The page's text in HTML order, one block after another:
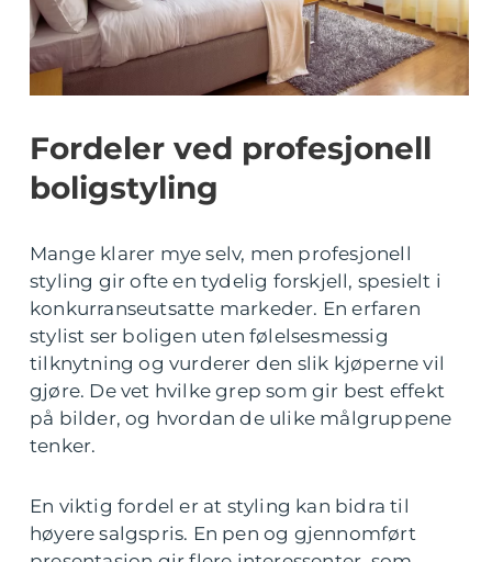
Fordeler ved profesjonell
boligstyling
Mange klarer mye selv, men profesjonell
styling gir ofte en tydelig forskjell, spesielt i
konkurranseutsatte markeder. En erfaren
stylist ser boligen uten følelsesmessig
tilknytning og vurderer den slik kjøperne vil
gjøre. De vet hvilke grep som gir best effekt
på bilder, og hvordan de ulike målgruppene
tenker.
En viktig fordel er at styling kan bidra til
høyere salgspris. En pen og gjennomført